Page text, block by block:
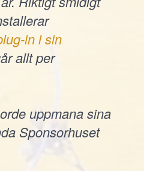
in i sin
allt per
uppmana sina
Sponsorhuset